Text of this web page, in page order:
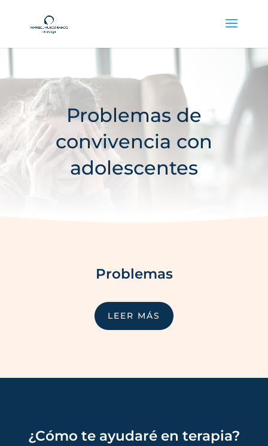
Problemas de
convivencia con
adolescentes
Problemas
LEER MÁS
¿Cómo te ayudaré en terapia?